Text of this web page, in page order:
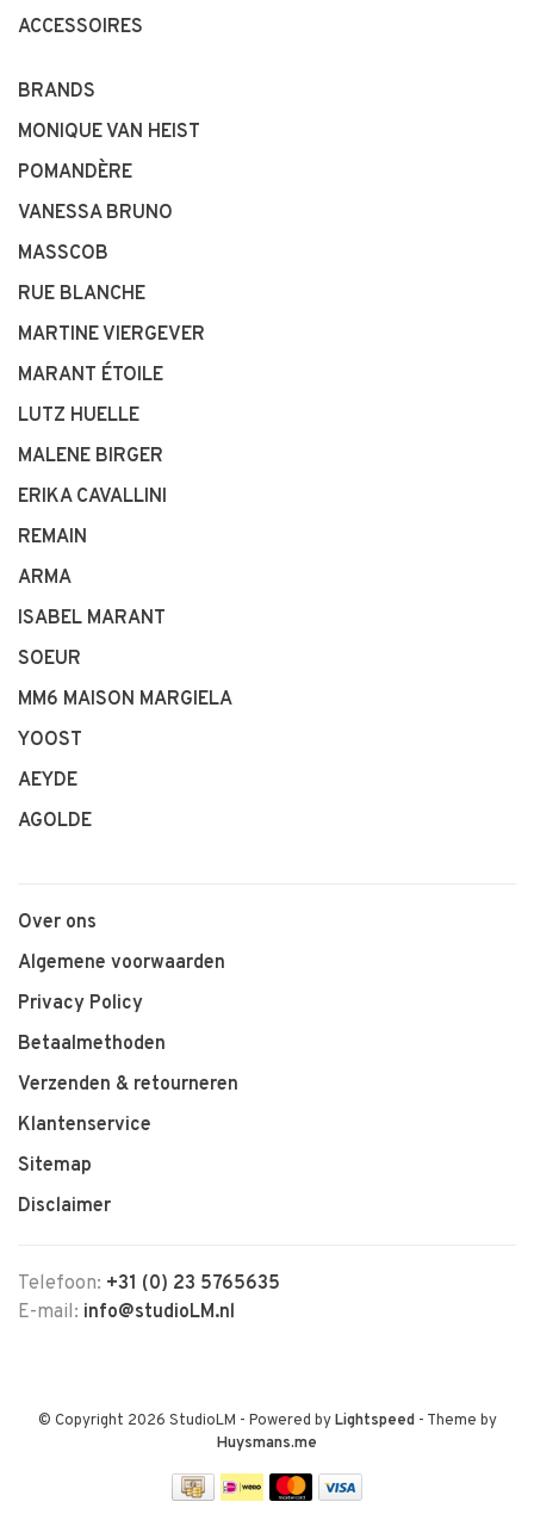
ACCESSOIRES
BRANDS
MONIQUE VAN HEIST
POMANDÈRE
VANESSA BRUNO
MASSCOB
RUE BLANCHE
MARTINE VIERGEVER
MARANT ÉTOILE
LUTZ HUELLE
MALENE BIRGER
ERIKA CAVALLINI
REMAIN
ARMA
ISABEL MARANT
SOEUR
MM6 MAISON MARGIELA
YOOST
AEYDE
AGOLDE
Over ons
Algemene voorwaarden
Privacy Policy
Betaalmethoden
Verzenden & retourneren
Klantenservice
Sitemap
Disclaimer
Telefoon: +31 (0) 23 5765635
E-mail: info@studioLM.nl
© Copyright 2026 StudioLM - Powered byLightspeed- Theme by
Huysmans.me